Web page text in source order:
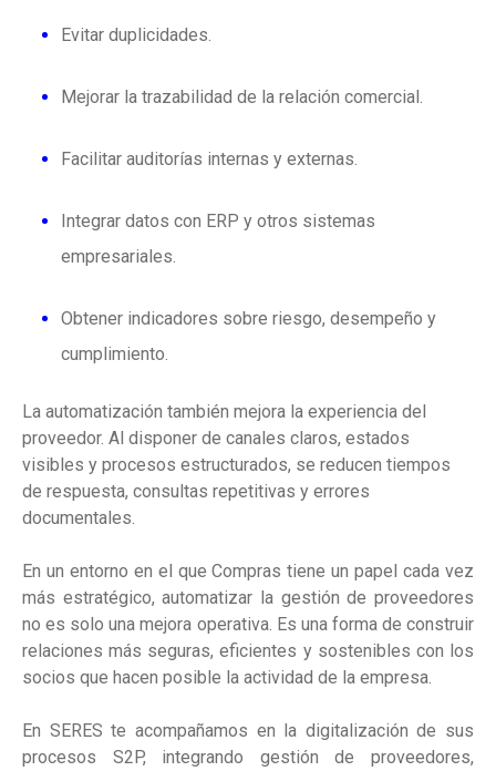
Evitar duplicidades.
Mejorar la trazabilidad de la relación comercial.
Facilitar auditorías internas y externas.
Integrar datos con ERP y otros sistemas
empresariales.
Obtener indicadores sobre riesgo, desempeño y
cumplimiento.
La automatización también mejora la experiencia del
proveedor. Al disponer de canales claros, estados
visibles y procesos estructurados, se reducen tiempos
de respuesta, consultas repetitivas y errores
documentales.
En un entorno en el que Compras tiene un papel cada vez
más estratégico, automatizar la gestión de proveedores
no es solo una mejora operativa. Es una forma de construir
relaciones más seguras, eficientes y sostenibles con los
socios que hacen posible la actividad de la empresa.
En SERES te acompañamos en la digitalización de sus
procesos S2P, integrando gestión de proveedores,